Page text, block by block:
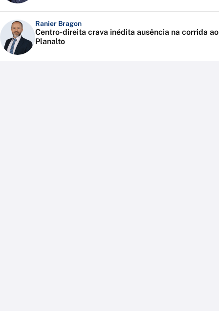
Ranier Bragon
Centro-direita crava inédita ausência na corrida ao
Planalto